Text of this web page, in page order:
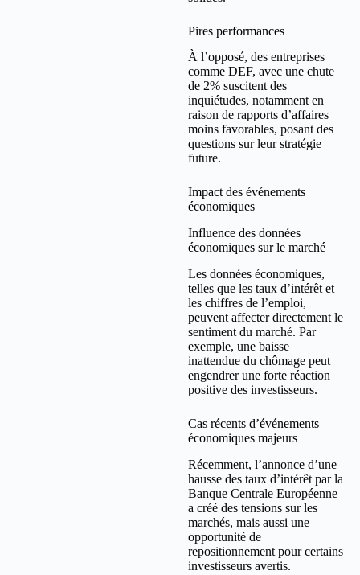
Pires performances
À l’opposé, des entreprises
comme DEF, avec une chute
de 2% suscitent des
inquiétudes, notamment en
raison de rapports d’affaires
moins favorables, posant des
questions sur leur stratégie
future.
Impact des événements
économiques
Influence des données
économiques sur le marché
Les données économiques,
telles que les taux d’intérêt et
les chiffres de l’emploi,
peuvent affecter directement le
sentiment du marché. Par
exemple, une baisse
inattendue du chômage peut
engendrer une forte réaction
positive des investisseurs.
Cas récents d’événements
économiques majeurs
Récemment, l’annonce d’une
hausse des taux d’intérêt par la
Banque Centrale Européenne
a créé des tensions sur les
marchés, mais aussi une
opportunité de
repositionnement pour certains
investisseurs avertis.